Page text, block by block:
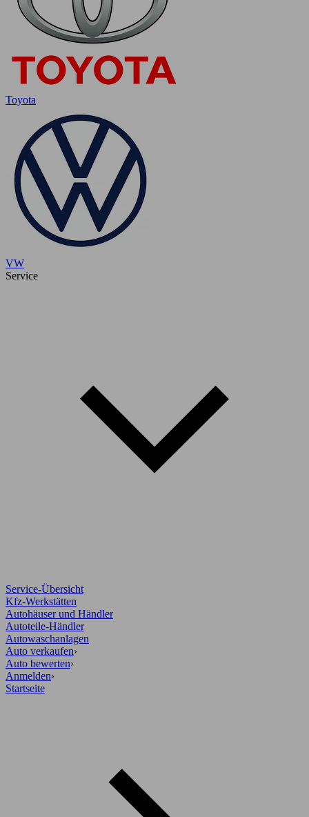
Toyota
VW
Service
Service-Übersicht
Kfz-Werkstätten
Autohäuser und Händler
Autoteile-Händler
Autowaschanlagen
Auto verkaufen›
Auto bewerten›
Anmelden›
Startseite